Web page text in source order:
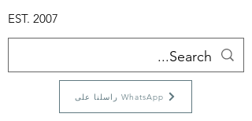
راسلنا على WhatsApp
EST. 2007